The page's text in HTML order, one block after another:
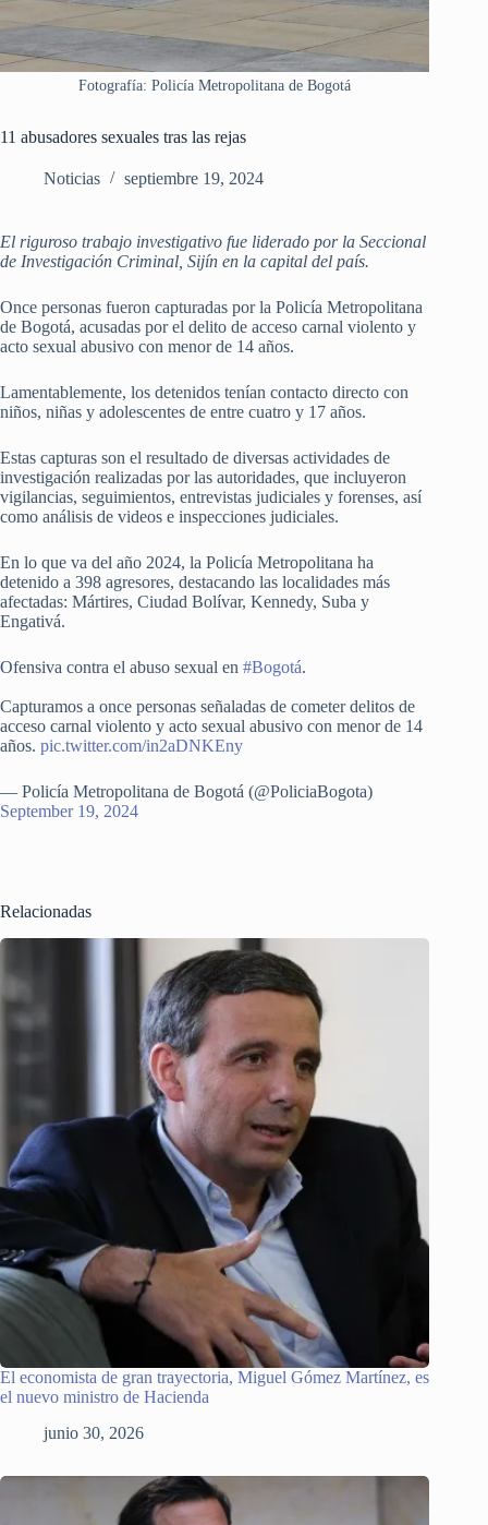
Fotografía: Policía Metropolitana de Bogotá
11 abusadores sexuales tras las rejas
Noticias septiembre 19, 2024
El riguroso trabajo investigativo fue liderado por la Seccional
de Investigación Criminal, Sijín en la capital del país.
Once personas fueron capturadas por la Policía Metropolitana
de Bogotá, acusadas por el delito de acceso carnal violento y
acto sexual abusivo con menor de 14 años.
Lamentablemente, los detenidos tenían contacto directo con
niños, niñas y adolescentes de entre cuatro y 17 años.
Estas capturas son el resultado de diversas actividades de
investigación realizadas por las autoridades, que incluyeron
vigilancias, seguimientos, entrevistas judiciales y forenses, así
como análisis de videos e inspecciones judiciales.
En lo que va del año 2024, la Policía Metropolitana ha
detenido a 398 agresores, destacando las localidades más
afectadas: Mártires, Ciudad Bolívar, Kennedy, Suba y
Engativá.
Ofensiva contra el abuso sexual en #Bogotá.
Capturamos a once personas señaladas de cometer delitos de
acceso carnal violento y acto sexual abusivo con menor de 14
años. pic.twitter.com/in2aDNKEny
— Policía Metropolitana de Bogotá (@PoliciaBogota)
September 19, 2024
Relacionadas
El economista de gran trayectoria, Miguel Gómez Martínez, es
el nuevo ministro de Hacienda
junio 30, 2026